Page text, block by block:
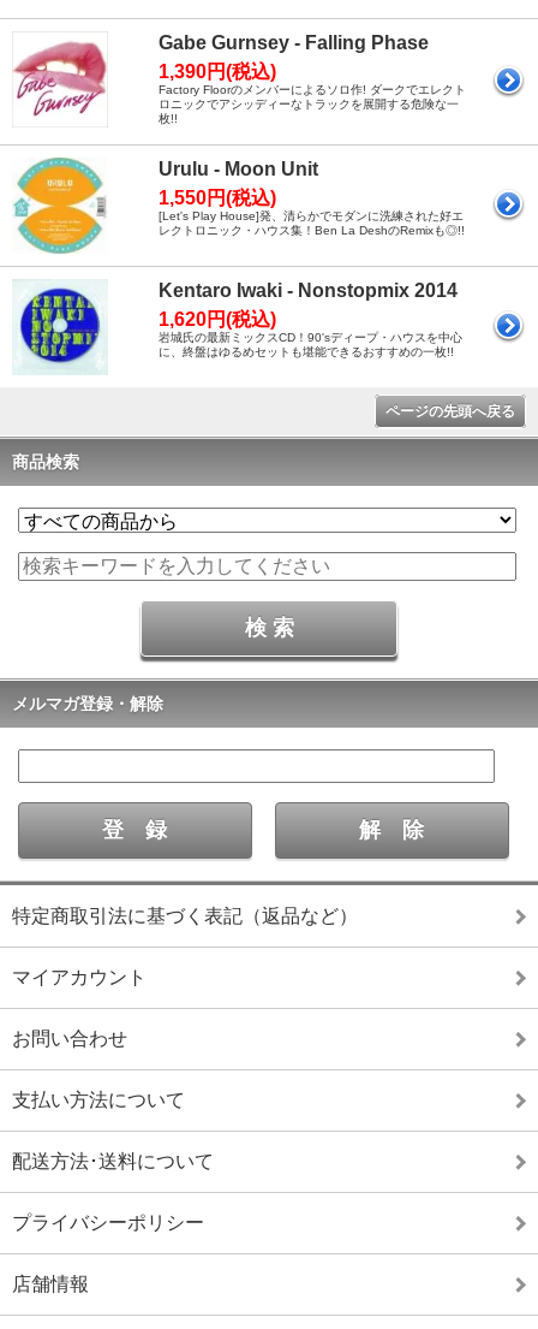
Gabe Gurnsey - Falling Phase
1,390円(税込)
Factory Floorのメンバーによるソロ作! ダークでエレクト
ロニックでアシッディーなトラックを展開する危険な一
枚!!
Urulu - Moon Unit
1,550円(税込)
[Let's Play House]発、清らかでモダンに洗練された好エ
レクトロニック・ハウス集！Ben La DeshのRemixも◎!!
Kentaro Iwaki - Nonstopmix 2014
1,620円(税込)
岩城氏の最新ミックスCD！90'sディープ・ハウスを中心
に、終盤はゆるめセットも堪能できるおすすめの一枚!!
ページの先頭へ戻る
商品検索
メルマガ登録・解除
特定商取引法に基づく表記（返品など）
マイアカウント
お問い合わせ
支払い方法について
配送方法･送料について
プライバシーポリシー
店舗情報